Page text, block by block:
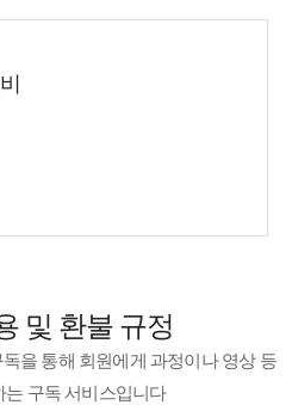
및 환불 규정
을 통해 회원에게 과정이나 영상 등
는 구독 서비스입니다